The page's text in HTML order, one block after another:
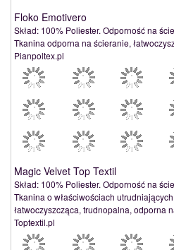
Floko Emotivero
Skład: 100% Poliester. Odporność na
Tkanina odporna na ścieranie,
Pianpoltex.pl
Magic Velvet Top Textil
Skład: 100% Poliester. Odporność na
Tkanina o właściwościach
łatwoczyszcząca, trudnopalna, odporna
Toptextil.pl